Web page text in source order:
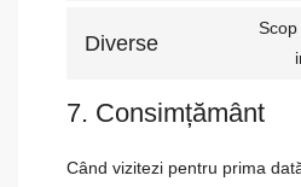
Diverse
7. Consimțământ
Când vizitezi pentru prima